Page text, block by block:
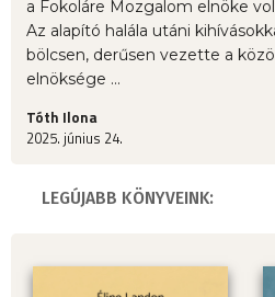
a Fokoláre Mozgalom elnöke
Az alapító halála utáni
bölcsen, derűsen vezette a
elnöksége ...
Tóth Ilona
2025. június 24.
LEGÚJABB KÖNYVEINK: